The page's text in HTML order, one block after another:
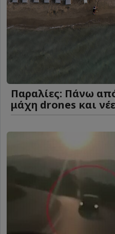
Παραλίες: Πάνω
μάχη drones και